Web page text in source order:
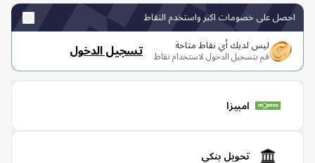
على خصومات اكبر واستخدم النقاط
ليس لديك أي نقاط متاحة
قم بتسجيل الدخول لاستخدام نقاط تسجيل الدخول
امبيزا
تحويل بنكي